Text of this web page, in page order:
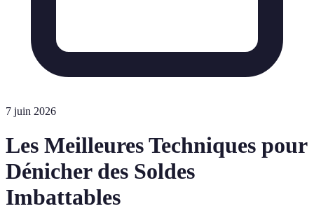
7 juin 2026
Les Meilleures Techniques pour
Dénicher des Soldes
Imbattables